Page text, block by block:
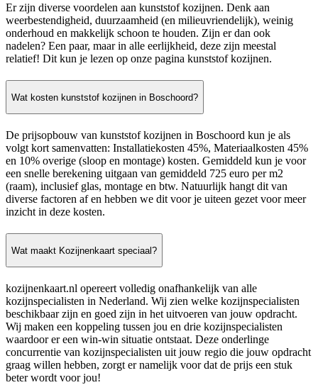
Er zijn diverse voordelen aan kunststof kozijnen. Denk aan
weerbestendigheid, duurzaamheid (en milieuvriendelijk), weinig
onderhoud en makkelijk schoon te houden. Zijn er dan ook
nadelen? Een paar, maar in alle eerlijkheid, deze zijn meestal
relatief! Dit kun je lezen op onze pagina kunststof kozijnen.
Wat kosten kunststof kozijnen in Boschoord?
De prijsopbouw van kunststof kozijnen in Boschoord kun je als
volgt kort samenvatten: Installatiekosten 45%, Materiaalkosten 45%
en 10% overige (sloop en montage) kosten. Gemiddeld kun je voor
een snelle berekening uitgaan van gemiddeld 725 euro per m2
(raam), inclusief glas, montage en btw. Natuurlijk hangt dit van
diverse factoren af en hebben we dit voor je uiteen gezet voor meer
inzicht in deze kosten.
Wat maakt Kozijnenkaart speciaal?
kozijnenkaart.nl opereert volledig onafhankelijk van alle
kozijnspecialisten in Nederland. Wij zien welke kozijnspecialisten
beschikbaar zijn en goed zijn in het uitvoeren van jouw opdracht.
Wij maken een koppeling tussen jou en drie kozijnspecialisten
waardoor er een win-win situatie ontstaat. Deze onderlinge
concurrentie van kozijnspecialisten uit jouw regio die jouw opdracht
graag willen hebben, zorgt er namelijk voor dat de prijs een stuk
beter wordt voor jou!